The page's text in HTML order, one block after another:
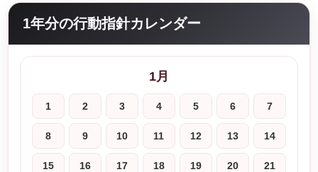
1年分の行動指針カレンダー
1月
1 2 3 4 5 6 7
8 9 10 11 12 13 14
15 16 17 18 19 20 21